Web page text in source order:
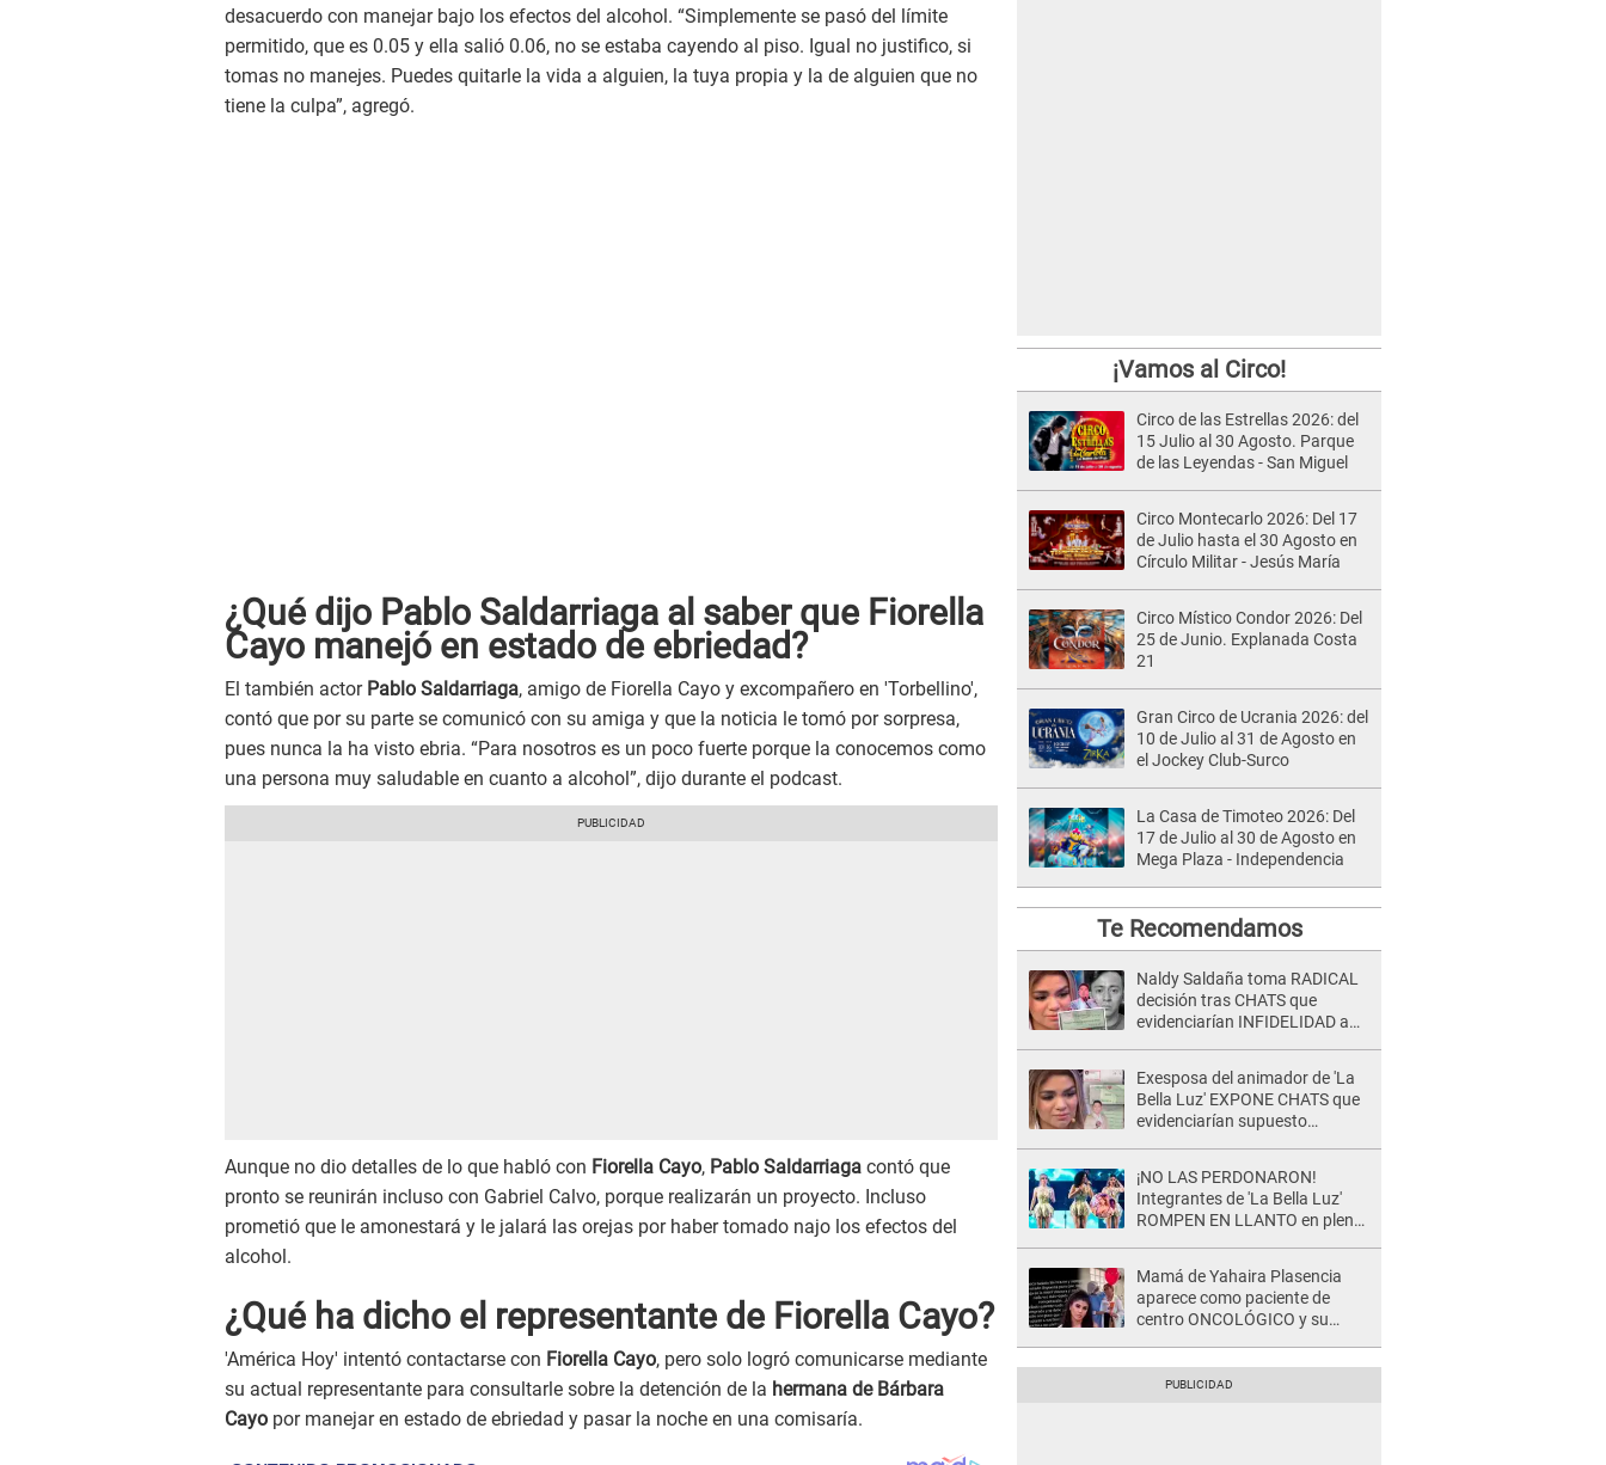
desacuerdo con manejar bajo los efectos del alcohol. “Simplemente se pasó del límite
permitido, que es 0.05 y ella salió 0.06, no se estaba cayendo al piso. Igual no justifico, si
tomas no manejes. Puedes quitarle la vida a alguien, la tuya propia y la de alguien que no
tiene la culpa”, agregó.
¿Qué dijo Pablo Saldarriaga al saber que Fiorella
Cayo manejó en estado de ebriedad?
El también actor Pablo Saldarriaga, amigo de Fiorella Cayo y excompañero en 'Torbellino',
contó que por su parte se comunicó con su amiga y que la noticia le tomó por sorpresa,
pues nunca la ha visto ebria. “Para nosotros es un poco fuerte porque la conocemos como
una persona muy saludable en cuanto a alcohol”, dijo durante el podcast.
Aunque no dio detalles de lo que habló con Fiorella Cayo, Pablo Saldarriaga contó que
pronto se reunirán incluso con Gabriel Calvo, porque realizarán un proyecto. Incluso
prometió que le amonestará y le jalará las orejas por haber tomado najo los efectos del
alcohol.
¿Qué ha dicho el representante de Fiorella Cayo?
'América Hoy' intentó contactarse con Fiorella Cayo, pero solo logró comunicarse mediante
su actual representante para consultarle sobre la detención de la hermana de Bárbara
Cayo por manejar en estado de ebriedad y pasar la noche en una comisaría.
¡Vamos al Circo!
Circo de las Estrellas 2026: del
15 Julio al 30 Agosto. Parque
de las Leyendas - San Miguel
Circo Montecarlo 2026: Del 17
de Julio hasta el 30 Agosto en
Círculo Militar - Jesús María
Circo Místico Condor 2026: Del
25 de Junio. Explanada Costa
21
Gran Circo de Ucrania 2026: del
10 de Julio al 31 de Agosto en
el Jockey Club-Surco
La Casa de Timoteo 2026: Del
17 de Julio al 30 de Agosto en
Mega Plaza - Independencia
Te Recomendamos
Naldy Saldaña toma RADICAL
decisión tras CHATS que
evidenciarían INFIDELIDAD a
Exesposa del animador de 'La
Bella Luz' EXPONE CHATS que
evidenciarían supuesto
¡NO LAS PERDONARON!
Integrantes de 'La Bella Luz'
ROMPEN EN LLANTO en pleno
Mamá de Yahaira Plasencia
aparece como paciente de
centro ONCOLÓGICO y su